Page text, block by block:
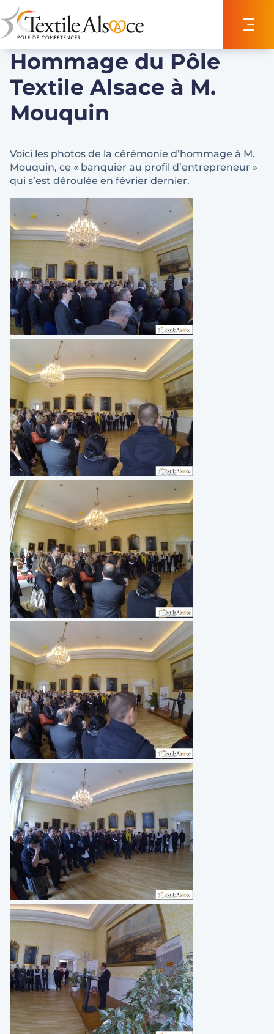
Hommage du Pôle
Textile Alsace à M.
Mouquin
Voici les photos de la cérémonie d’hommage à M.
Mouquin, ce « banquier au profil d’entrepreneur »
qui s’est déroulée en février dernier.
Panneau de gestion des cookies